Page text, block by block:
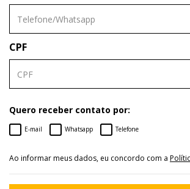
CPF
Quero receber contato por:
E-mail Whatsapp Telefone
Ao informar meus dados, eu concordo com a